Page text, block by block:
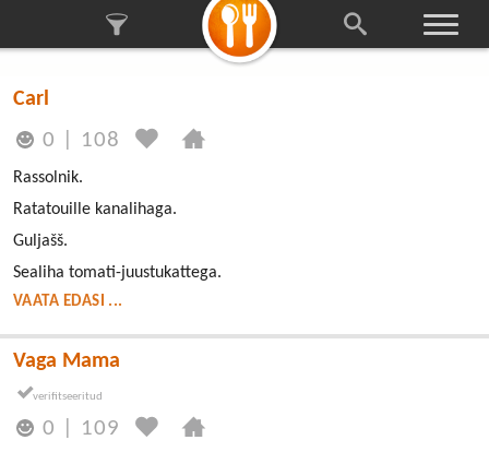
Carl
0 108
Rassolnik.
Ratatouille kanalihaga.
Guljašš.
Sealiha tomati-juustukattega.
VAATA EDASI ...
Vaga Mama
0 109